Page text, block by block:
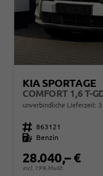
KIA SPORTAGE
COMFORT 1,6 T-
unverbindliche Lieferzeit:
Fahrzeugnr. 863121
Kraftstoff
Benzin
28.040,– €
incl. 19% MwSt.